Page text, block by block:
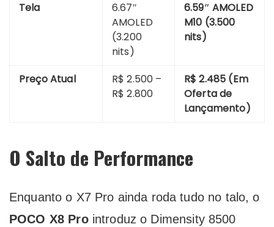
Tela
6.67″
AMOLED
(3.200
nits)
6.59″ AMOLED
M10 (3.500
nits)
Preço Atual
R$ 2.500 –
R$ 2.800
R$ 2.485 (Em
Oferta de
Lançamento)
O Salto de Performance
Enquanto o X7 Pro ainda roda tudo no talo, o
POCO X8 Prointroduz o Dimensity 8500